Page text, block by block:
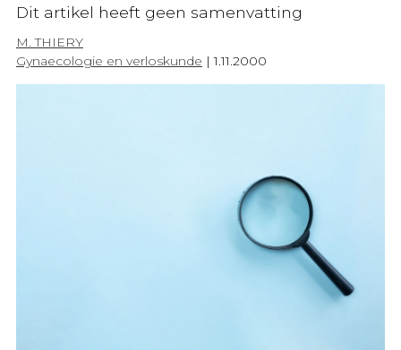
Dit artikel heeft geen samenvatting
M. THIERY
Gynaecologie en verloskunde |1.11.2000